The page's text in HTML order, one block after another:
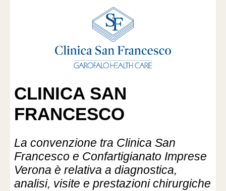
CLINICA SAN
FRANCESCO
La convenzione tra Clinica San
Francesco e Confartigianato Imprese
Verona è relativa a diagnostica,
analisi, visite e prestazioni chirurgiche